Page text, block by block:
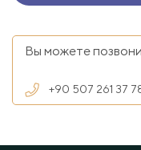
Вы можете
+90 507 261 37